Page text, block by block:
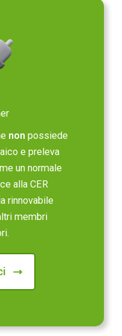
non possiede
e preleva
un normale
alla CER
rinnovabile
membri